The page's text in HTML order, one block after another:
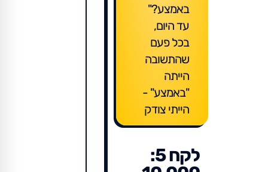
באמצע?"
עד היום,
בכל פעם
שהתשובה
הייתה
"באמצע" -
הייתי צודק
לקח 5: